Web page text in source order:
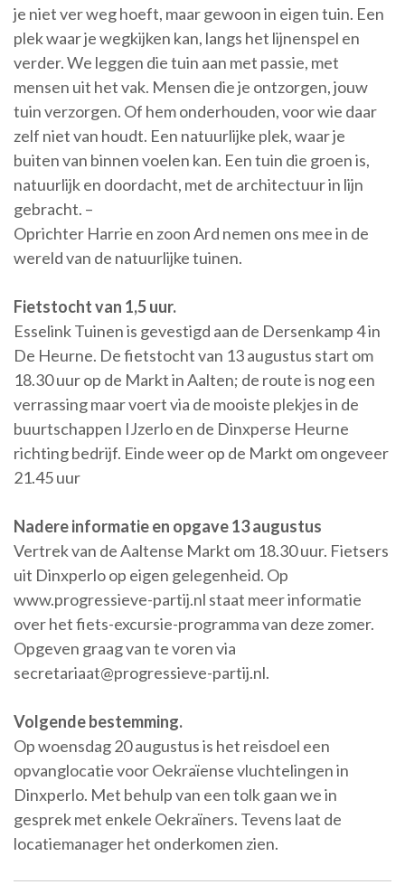
je niet ver weg hoeft, maar gewoon in eigen tuin. Een
plek waar je wegkijken kan, langs het lijnenspel en
verder. We leggen die tuin aan met passie, met
mensen uit het vak. Mensen die je ontzorgen, jouw
tuin verzorgen. Of hem onderhouden, voor wie daar
zelf niet van houdt. Een natuurlijke plek, waar je
buiten van binnen voelen kan. Een tuin die groen is,
natuurlijk en doordacht, met de architectuur in lijn
gebracht. –
Oprichter Harrie en zoon Ard nemen ons mee in de
wereld van de natuurlijke tuinen.
Fietstocht van 1,5 uur.
Esselink Tuinen is gevestigd aan de Dersenkamp 4 in
De Heurne. De fietstocht van 13 augustus start om
18.30 uur op de Markt in Aalten; de route is nog een
verrassing maar voert via de mooiste plekjes in de
buurtschappen IJzerlo en de Dinxperse Heurne
richting bedrijf. Einde weer op de Markt om ongeveer
21.45 uur
Nadere informatie en opgave 13 augustus
Vertrek van de Aaltense Markt om 18.30 uur. Fietsers
uit Dinxperlo op eigen gelegenheid. Op
www.progressieve-partij.nl staat meer informatie
over het fiets-excursie-programma van deze zomer.
Opgeven graag van te voren via
secretariaat@progressieve-partij.nl.
Volgende bestemming.
Op woensdag 20 augustus is het reisdoel een
opvanglocatie voor Oekraïense vluchtelingen in
Dinxperlo. Met behulp van een tolk gaan we in
gesprek met enkele Oekraïners. Tevens laat de
locatiemanager het onderkomen zien.